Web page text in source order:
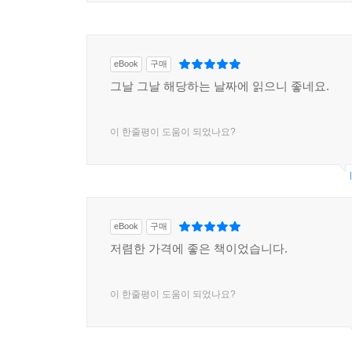
eBook 구매
그날 그날 해당하는 날짜에 읽으니 좋네요.
이 한줄평이 도움이 되었나요?
eBook 구매
저렴한 가격에 좋은 책이었습니다.
이 한줄평이 도움이 되었나요?